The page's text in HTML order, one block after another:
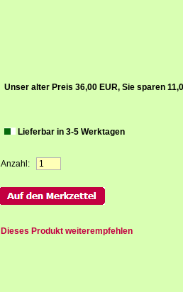
Unser alter Preis 36,00 EUR, Sie sparen
Lieferbar in 3-5 Werktagen
Anzahl:
Dieses Produkt weiterempfehlen